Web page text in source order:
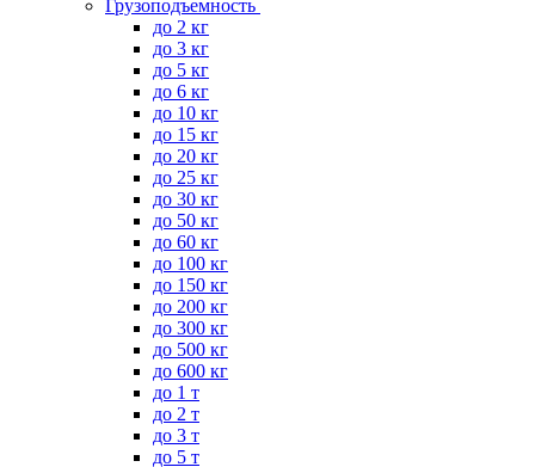
Грузоподъемность
до 2 кг
до 3 кг
до 5 кг
до 6 кг
до 10 кг
до 15 кг
до 20 кг
до 25 кг
до 30 кг
до 50 кг
до 60 кг
до 100 кг
до 150 кг
до 200 кг
до 300 кг
до 500 кг
до 600 кг
до 1 т
до 2 т
до 3 т
до 5 т